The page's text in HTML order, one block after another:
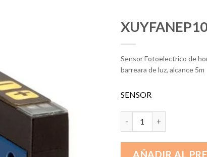
Sensor Fotoelectrico de
barreara de luz, alcance 5m
SENSOR
AÑADIR AL